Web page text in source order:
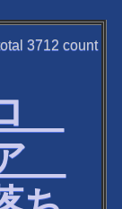
3712 count